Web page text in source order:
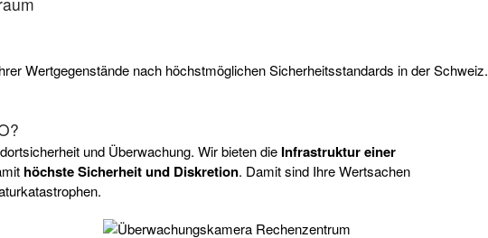
Wertgegenstände nach höchstmöglichen Sicherheitsstandards in der Schweiz.
und Überwachung. Wir bieten die Infrastruktur einer
höchste Sicherheit und Diskretion. Damit sind Ihre Wertsachen